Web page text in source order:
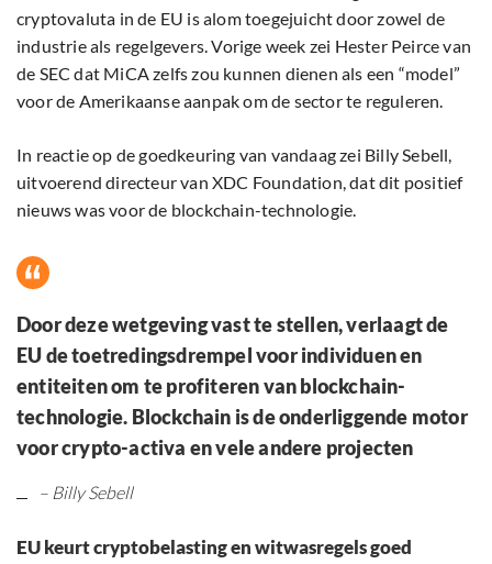
cryptovaluta in de EU is alom toegejuicht door zowel de
industrie als regelgevers. Vorige week zei Hester Peirce van
de SEC dat MiCA zelfs zou kunnen dienen als een “model”
voor de Amerikaanse aanpak om de sector te reguleren.
In reactie op de goedkeuring van vandaag zei Billy Sebell,
uitvoerend directeur van XDC Foundation, dat dit positief
nieuws was voor de blockchain-technologie.
Door deze wetgeving vast te stellen, verlaagt de
EU de toetredingsdrempel voor individuen en
entiteiten om te profiteren van blockchain-
technologie. Blockchain is de onderliggende motor
voor crypto-activa en vele andere projecten
– Billy Sebell
EU keurt cryptobelasting en witwasregels goed